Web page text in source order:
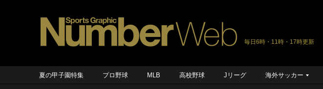
毎日6時・11時・17時更新
夏の甲子園特集 プロ野球 MLB 高校野球 Jリーグ 海外サッカー